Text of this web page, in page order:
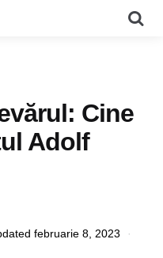
Cine
Adolf
februarie 8, 2023